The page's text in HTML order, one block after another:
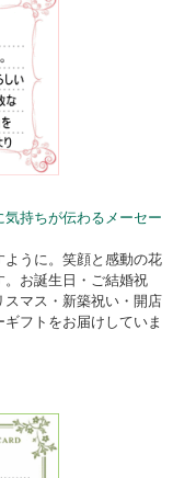
気持ちが伝わるメーセー
うに。笑顔と感動の花
お誕生日・ご結婚祝
マス・新築祝い・開店
フトをお届けしていま